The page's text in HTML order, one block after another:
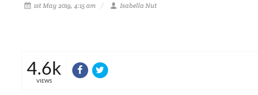
1st May 2019, 4:15 am Isabella Nut
4.6k
VIEWS